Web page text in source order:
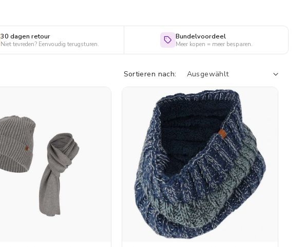
30 dagen retour
Niet tevreden? Eenvoudig terugsturen.
Bundelvoordeel
Meer kopen = meer besparen.
Sortieren nach: